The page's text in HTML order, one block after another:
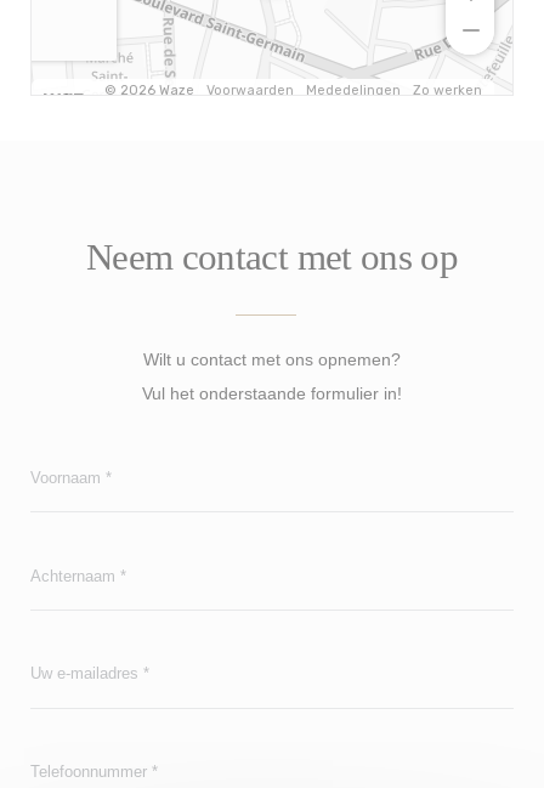
Neem contact met ons op
Wilt u contact met ons opnemen?
Vul het onderstaande formulier in!